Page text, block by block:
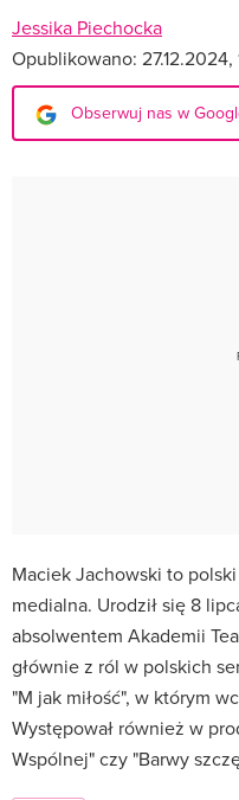
Jessika Piechocka
Opublikowano: 27.12.2024,
Obserwuj nas w
Maciek Jachowski to
medialna. Urodził się 8
absolwentem Akademii
głównie z ról w polskich
"M jak miłość", w którym
Występował również w
Wspólnej" czy "Barwy